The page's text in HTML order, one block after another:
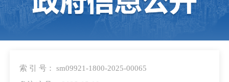
索 引 号： sm09921-1800-2025-00065